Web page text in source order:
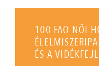
100 FAO NŐI
ÉS A